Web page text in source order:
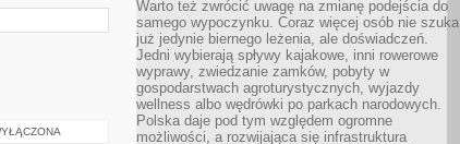
Warto też zwrócić uwagę na zmianę podejścia do
samego wypoczynku. Coraz więcej osób nie szuka
już jedynie biernego leżenia, ale doświadczeń.
Jedni wybierają spływy kajakowe, inni rowerowe
wyprawy, zwiedzanie zamków, pobyty w
gospodarstwach agroturystycznych, wyjazdy
wellness albo wędrówki po parkach narodowych.
Polska daje pod tym względem ogromne
możliwości, a rozwijająca się infrastruktura